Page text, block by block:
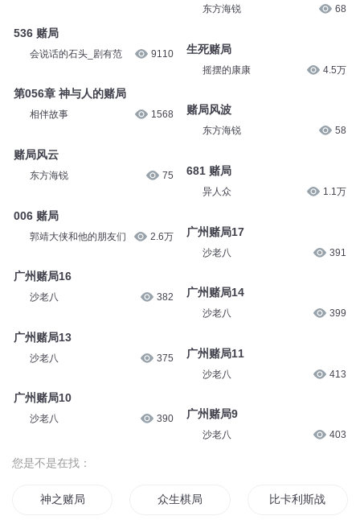
536 赌局
会说话的石头_剧有范 9110
第056章 神与人的赌局
相伴故事 1568
赌局风云
东方海锐 75
006 赌局
郭靖大侠和他的朋友们 2.6万
广州赌局16
沙老八 382
广州赌局13
沙老八 375
广州赌局10
沙老八 390
东方海锐 68
生死赌局
摇摆的康康 4.5万
赌局风波
东方海锐 58
681 赌局
异人众 1.1万
广州赌局17
沙老八 391
广州赌局14
沙老八 399
广州赌局11
沙老八 413
广州赌局9
沙老八 403
您是不是在找：
神之赌局 众生棋局 比卡利斯战记